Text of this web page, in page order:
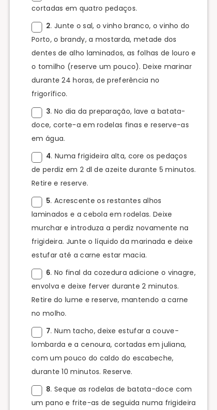
cortadas em quatro pedaços.
2. Junte o sal, o vinho branco, o vinho do
Porto, o brandy, a mostarda, metade dos
dentes de alho laminados, as folhas de louro e
o tomilho (reserve um pouco). Deixe marinar
durante 24 horas, de preferência no
frigorífico.
3. No dia da preparação, lave a batata-
doce, corte-a em rodelas finas e reserve-as
em água.
4. Numa frigideira alta, core os pedaços
de perdiz em 2 dl de azeite durante 5 minutos.
Retire e reserve.
5. Acrescente os restantes alhos
laminados e a cebola em rodelas. Deixe
murchar e introduza a perdiz novamente na
frigideira. Junte o líquido da marinada e deixe
estufar até a carne estar macia.
6. No final da cozedura adicione o vinagre,
envolva e deixe ferver durante 2 minutos.
Retire do lume e reserve, mantendo a carne
no molho.
7. Num tacho, deixe estufar a couve-
lombarda e a cenoura, cortadas em juliana,
com um pouco do caldo do escabeche,
durante 10 minutos. Reserve.
8. Seque as rodelas de batata-doce com
um pano e frite-as de seguida numa frigideira